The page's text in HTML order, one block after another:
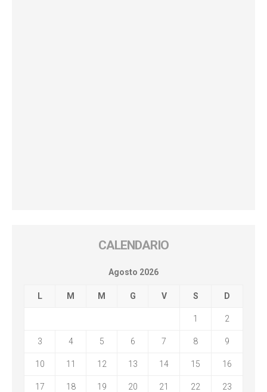
CALENDARIO
Agosto 2026
L M M G V S D
1 2
3 4 5 6 7 8 9
10 11 12 13 14 15 16
17 18 19 20 21 22 23